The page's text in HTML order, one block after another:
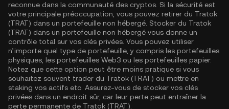
reconnue dans la communauté des cryptos. Si la sécurité est
votre principale préoccupation, vous pouvez retirer du Tratok
(TRAT) dans un portefeuille non hébergé. Stocker du Tratok
(TRAT) dans un portefeuille non hébergé vous donne un
contrôle total sur vos clés privées. Vous pouvez utiliser
n’importe quel type de portefeuille, y compris les portefeuilles
physiques, les portefeuilles Web3 ou les portefeuilles papier.
Notez que cette option peut être moins pratique si vous
souhaitez souvent trader du Tratok (TRAT) ou mettre en
staking vos actifs etc. Assurez-vous de stocker vos clés
privées dans un endroit sûr, car leur perte peut entraîner la
perte permanente de Tratok (TRAT).